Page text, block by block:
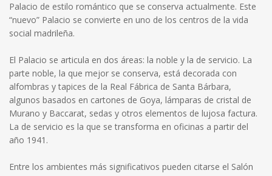
Palacio de estilo romántico que se conserva actualmente. Este
“nuevo” Palacio se convierte en uno de los centros de la vida
social madrileña.
El Palacio se articula en dos áreas: la noble y la de servicio. La
parte noble, la que mejor se conserva, está decorada con
alfombras y tapices de la Real Fábrica de Santa Bárbara,
algunos basados en cartones de Goya, lámparas de cristal de
Murano y Baccarat, sedas y otros elementos de lujosa factura.
La de servicio es la que se transforma en oficinas a partir del
año 1941.
Entre los ambientes más significativos pueden citarse el Salón